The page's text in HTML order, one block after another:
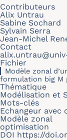
Contributeurs
Alix Untrau
Sabine Sochard
Sylvain Serra
Jean-Michel
Contact
Fichier
Modèle zonal
formulation big M
Thématique
Modélisation et
Mots-clés
Echangeur avec
Modèle zonal
optimisation
DOI https://